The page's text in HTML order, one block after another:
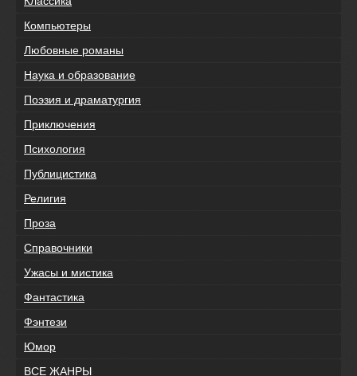
Компьютеры
Любовные романы
Наука и образование
Поэзия и драматургия
Приключения
Психология
Публицистика
Религия
Проза
Справочники
Ужасы и мистика
Фантастика
Фэнтези
Юмор
ВСЕ ЖАНРЫ